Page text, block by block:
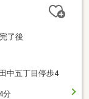
了後
中五丁目停歩4
分